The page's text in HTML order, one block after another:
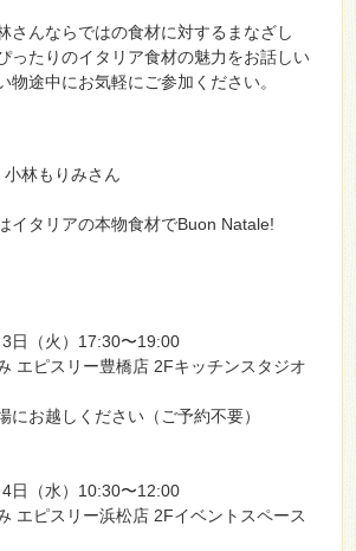
さんならではの食材に対するまなざし
ったりのイタリア食材の魅力をお話しい
物途中にお気軽にご参加ください。
林もりみさん
イタリアの本物食材でBuon Natale!
日（火）17:30〜19:00
エピスリー豊橋店 2Fキッチンスタジオ
にお越しください（ご予約不要）
日（水）10:30〜12:00
エピスリー浜松店 2Fイベントスペース